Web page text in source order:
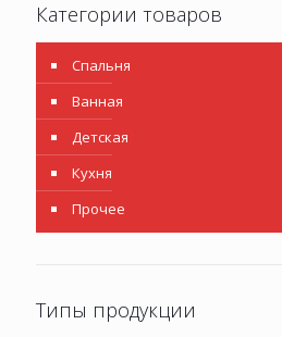
Категории товаров
Спальня
Ванная
Детская
Кухня
Прочее
Типы продукции